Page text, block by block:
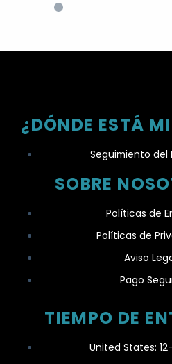
¿DÓNDE ESTÁ
Seguimiento del
SOBRE
Políticas de
Políticas de
Aviso
Pago
TIEMPO DE
United States: